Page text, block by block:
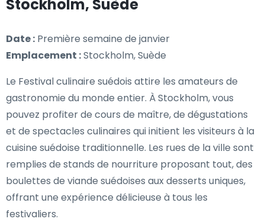
Stockholm, Suède
Date : Première semaine de janvier
Emplacement :Stockholm, Suède
Le Festival culinaire suédois attire les amateurs de
gastronomie du monde entier. À Stockholm, vous
pouvez profiter de cours de maître, de dégustations
et de spectacles culinaires qui initient les visiteurs à la
cuisine suédoise traditionnelle. Les rues de la ville sont
remplies de stands de nourriture proposant tout, des
boulettes de viande suédoises aux desserts uniques,
offrant une expérience délicieuse à tous les
festivaliers.